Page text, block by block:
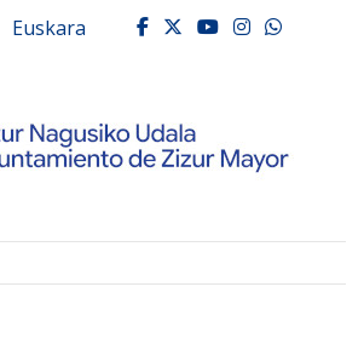
de
Euskara facebook
twitter
youtube